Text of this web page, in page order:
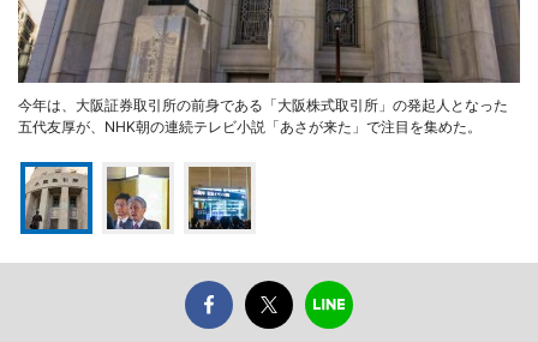
今年は、大阪証券取引所の前身である「大阪株式取引所」の発起人となった
五代友厚が、NHK朝の連続テレビ小説「あさが来た」で注目を集めた。